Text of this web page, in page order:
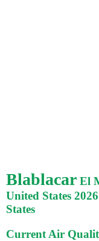
Blablacar El
United States
States
Current Air